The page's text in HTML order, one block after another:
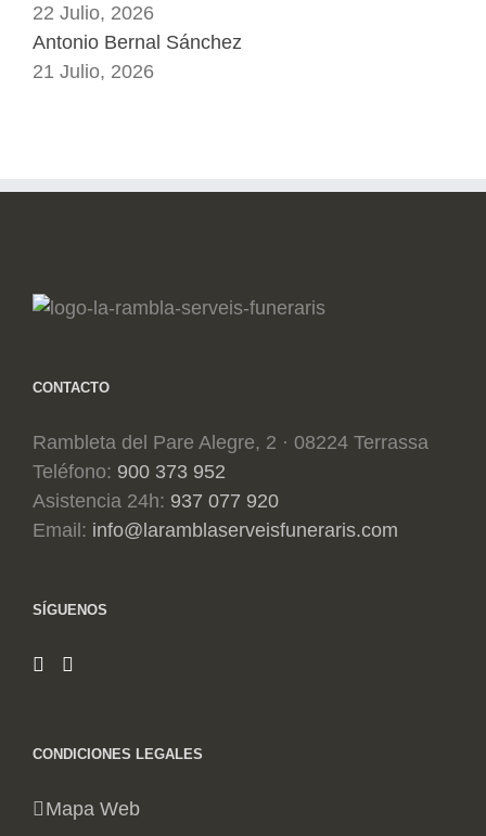
22 Julio, 2026
Antonio Bernal Sánchez
21 Julio, 2026
CONTACTO
Rambleta del Pare Alegre, 2 · 08224 Terrassa
Teléfono: 900 373 952
Asistencia 24h: 937 077 920
Email: info@laramblaserveisfuneraris.com
SÍGUENOS
CONDICIONES LEGALES
Mapa Web